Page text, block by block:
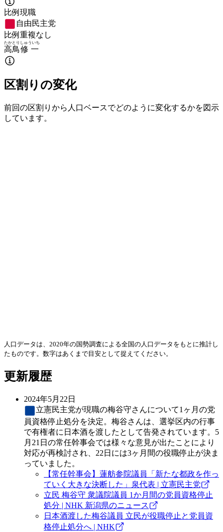
比例現職
自由民主党
比例重複なし
高鳥
たかとり
修一
しゅういち
区割りの変化
前回の区割りから人口ベースでどのように変化するかを図示
しています。
人口データは、2020年の国勢調査による全国の人口データをもとに推計し
たものです。数字はあくまで目安として捉えてください。
更新履歴
2024年5月22日
立憲民主党が現職の梅谷守さんについて1ヶ月の党
員資格停止処分を決定。梅谷さんは、選挙区内の行事
で有権者に日本酒を渡したとして告発されています。5
月21日の常任幹事会では様々な意見が出たことにより
対応が再検討され、22日には3ヶ月間の役職停止が決ま
っていました。
【常任幹事会】蓮舫参院議員「新たな都政を作っ
ていく大きな決断した」泉代表 | 立憲民主党
立民 梅谷守 衆議院議員 1か月間の党員資格停止
処分 | NHK 新潟県のニュース
日本酒渡した梅谷議員 立民が役職停止と党員資
格停止処分へ | NHK